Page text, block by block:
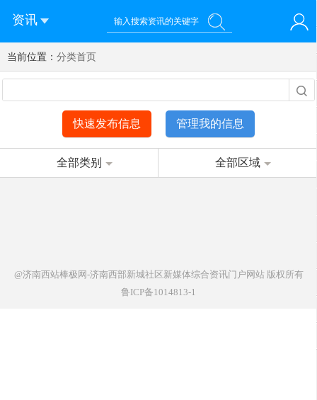
资讯
您好！欢迎来到济南西站棒极网-济南西部新城社区新媒体综
合资讯门户网站
登录 注册 微信快速登录
当前位置： 分类首页
快速发布信息 管理我的信息
全部类别 全部区域
@济南西站棒极网-济南西部新城社区新媒体综合资讯门户网站版权所有
鲁ICP备1014813-1